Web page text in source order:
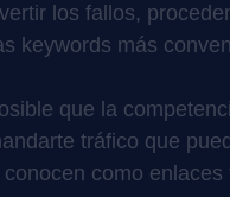
los fallos,
keywords más
que la
tráfico que
como enlaces